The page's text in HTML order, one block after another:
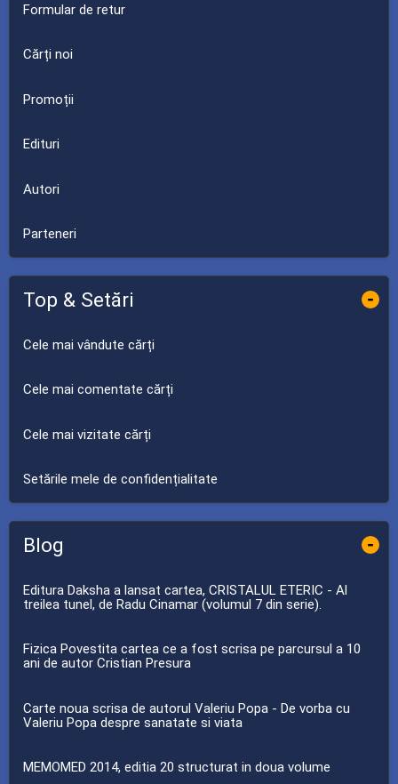
Formular de retur
Cărți noi
Promoții
Edituri
Autori
Parteneri
Top & Setări -
Cele mai vândute cărți
Cele mai comentate cărți
Cele mai vizitate cărți
Setările mele de confidențialitate
Blog -
Editura Daksha a lansat cartea, CRISTALUL ETERIC - Al
treilea tunel, de Radu Cinamar (volumul 7 din serie).
Fizica Povestita cartea ce a fost scrisa pe parcursul a 10
ani de autor Cristian Presura
Carte noua scrisa de autorul Valeriu Popa - De vorba cu
Valeriu Popa despre sanatate si viata
MEMOMED 2014, editia 20 structurat in doua volume